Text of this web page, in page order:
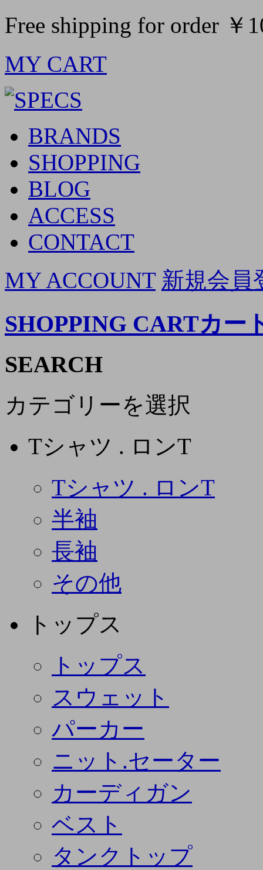
Free shipping for order ￥
MY CART
BRANDS
SHOPPING
BLOG
ACCESS
CONTACT
MY ACCOUNT 新規会員
SHOPPING CARTカー
SEARCH
カテゴリーを選択
Tシャツ . ロンT
Tシャツ . ロンT
半袖
長袖
その他
トップス
トップス
スウェット
パーカー
ニット.セーター
カーディガン
ベスト
タンクトップ